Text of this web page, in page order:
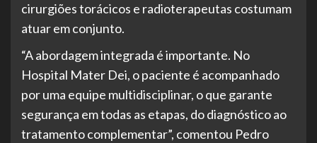
cirurgiões torácicos e radioterapeutas costumam
atuar em conjunto.
“A abordagem integrada é importante. No
Hospital Mater Dei, o paciente é acompanhado
por uma equipe multidisciplinar, o que garante
segurança em todas as etapas, do diagnóstico ao
tratamento complementar”, comentou Pedro